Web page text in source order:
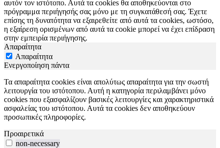
αυτόν τον ιστότοπο. Αυτά τα cookies θα αποθηκεύονται στο
πρόγραμμα περιήγησής σας μόνο με τη συγκατάθεσή σας. Έχετε
επίσης τη δυνατότητα να εξαιρεθείτε από αυτά τα cookies, ωστόσο,
η εξαίρεση ορισμένων από αυτά τα cookie μπορεί να έχει επίδραση
στην εμπειρία περιήγησης.
Απαραίτητα
Απαραίτητα
Ενεργοποίηση πάντα
Τα απαραίτητα cookies είναι απολύτως απαραίτητα για την σωστή
λειτουργία του ιστότοπου. Αυτή η κατηγορία περιλαμβάνει μόνο
cookies που εξασφαλίζουν βασικές λειτουργίες και χαρακτηριστικά
ασφαλείας του ιστότοπου. Αυτά τα cookies δεν αποθηκεύουν
προσωπικές πληροφορίες.
Προαιρετικά
non-necessary